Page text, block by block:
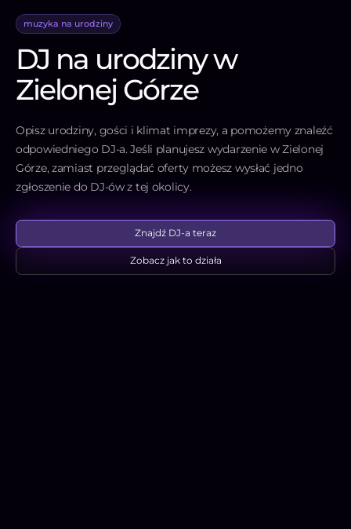
muzyka na urodziny
DJ na urodziny w
Zielonej Górze
Opisz urodziny, gości i klimat imprezy, a pomożemy znaleźć
odpowiedniego DJ-a. Jeśli planujesz wydarzenie w Zielonej
Górze, zamiast przeglądać oferty możesz wysłać jedno
zgłoszenie do DJ-ów z tej okolicy.
Znajdź DJ-a teraz
Zobacz jak to działa